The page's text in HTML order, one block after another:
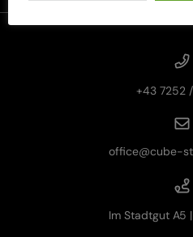
+43 7252
office@cube-
Im Stadtgut A5